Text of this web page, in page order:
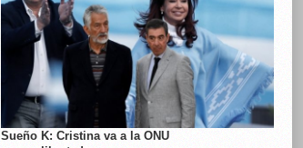
Sueño K: Cristina va a la ONU